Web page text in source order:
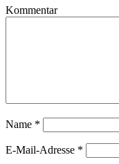
Kommentar
Name *
E-Mail-Adresse *